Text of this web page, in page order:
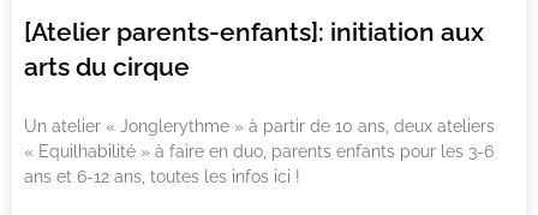
[Atelier parents-enfants]: initiation aux
arts du cirque
Un atelier « Jonglerythme » à partir de 10 ans, deux ateliers
« Equilhabilité » à faire en duo, parents enfants pour les 3-6
ans et 6-12 ans, toutes les infos ici !